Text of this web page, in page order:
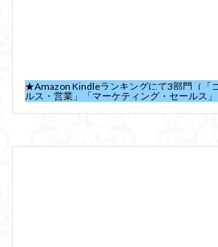
★Amazon Kindleランキングにて3部門（「
ルス・営業」「マーケティング・セールス